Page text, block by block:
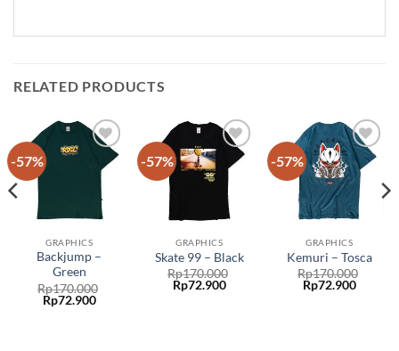
RELATED PRODUCTS
-57%
Add to
wishlist
GRAPHICS
Backjump –
Green
Rp170.000
Rp72.900
-57%
Add to
wishlist
GRAPHICS
Skate 99 – Black
Rp170.000
Rp72.900
-57%
Add to
wishlist
GRAPHICS
Kemuri – Tosca
Rp170.000
Rp72.900